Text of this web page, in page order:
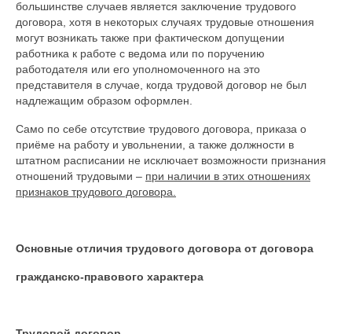
большинстве случаев является заключение трудового
договора, хотя в некоторых случаях трудовые отношения
могут возникать также при фактическом допущении
работника к работе с ведома или по поручению
работодателя или его уполномоченного на это
представителя в случае, когда трудовой договор не был
надлежащим образом оформлен.
Само по себе отсутствие трудового договора, приказа о
приёме на работу и увольнении, а также должности в
штатном расписании не исключает возможности признания
отношений трудовыми – при наличии в этих отношениях
признаков трудового договора.
Основные отличия трудового договора от договора
гражданско-правового характера